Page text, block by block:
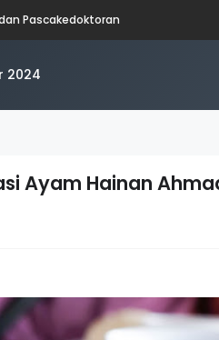
Pascakedoktoran
2024
Ayam Hainan